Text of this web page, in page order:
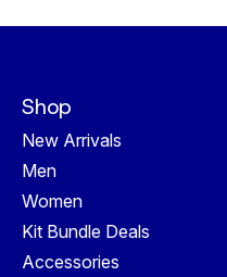
Shop
New Arrivals
Men
Women
Kit Bundle Deals
Accessories